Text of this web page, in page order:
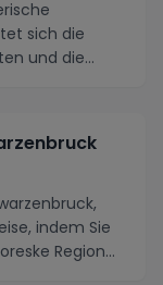
sich die
und die
indem Sie
Region